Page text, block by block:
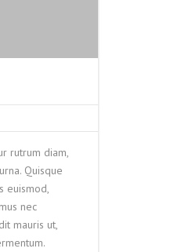
rutrum diam,
Quisque
euismod,
nec
mauris ut,